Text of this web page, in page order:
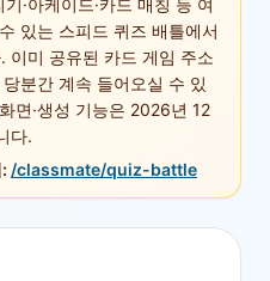
·아케이드·카드 매칭 등 여
있는 스피드 퀴즈 배틀에서
이미 공유된 카드 게임 주소
분간 계속 들어오실 수 있
면·생성 기능은 2026년 12
다.
/classmate/quiz-battle